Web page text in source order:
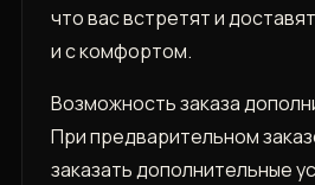
что вас встретят и
и с комфортом.
Возможность заказа
При предварительном
заказать дополнительные